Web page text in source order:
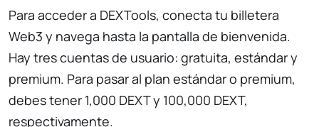
Para acceder a DEXTools, conecta tu billetera
Web3 y navega hasta la pantalla de bienvenida.
Hay tres cuentas de usuario: gratuita, estándar y
premium. Para pasar al plan estándar o premium,
debes tener 1,000 DEXT y 100,000 DEXT,
respectivamente.